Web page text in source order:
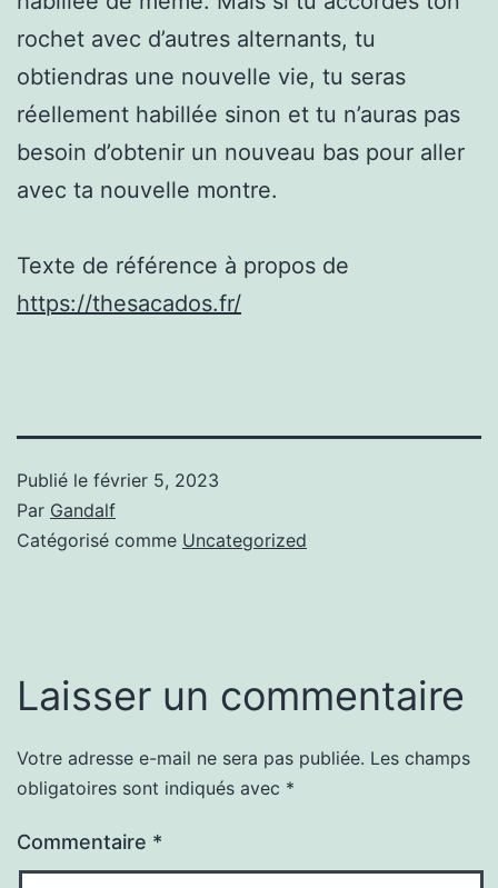
rochet avec d’autres alternants, tu
obtiendras une nouvelle vie, tu seras
réellement habillée sinon et tu n’auras pas
besoin d’obtenir un nouveau bas pour aller
avec ta nouvelle montre.
Texte de référence à propos de
https://thesacados.fr/
Publié le février 5, 2023
Par Gandalf
Catégorisé comme Uncategorized
Laisser un commentaire
Votre adresse e-mail ne sera pas publiée. Les champs
obligatoires sont indiqués avec *
Commentaire *